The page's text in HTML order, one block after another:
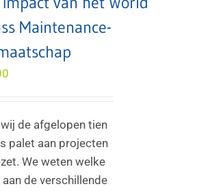
Maintenance-
de afgelopen tien
palet aan projecten
We weten welke
de verschillende